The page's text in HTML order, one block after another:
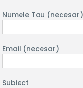
Numele Tau (necesar)
Email (necesar)
Subiect